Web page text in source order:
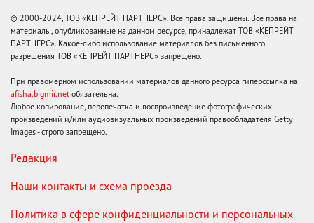
© 2000-2024, ТОВ «КЕПРЕЙТ ПАРТНЕРС». Все права защищены. Все права на
материалы, опубликованные на данном ресурсе, принадлежат ТОВ «КЕПРЕЙТ
ПАРТНЕРС». Какое-либо использование материалов без письменного
разрешения ТОВ «КЕПРЕЙТ ПАРТНЕРС» запрещено.
При правомерном использовании материалов данного ресурса гиперссылка на
afisha.bigmir.net обязательна.
Любое копирование, перепечатка и воспроизведение фотографических
произведений и/или аудиовизуальных произведений правообладателя Getty
Images - строго запрещено.
Редакция
Наши контакты и схема проезда
Политика в сфере конфиденциальности и персональных